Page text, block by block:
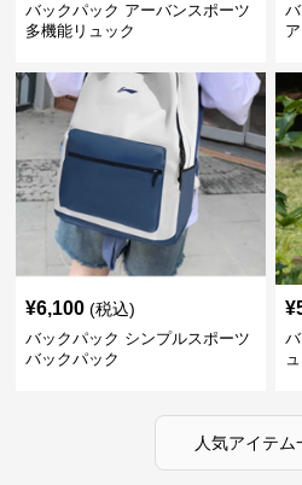
バックパック アーバンスポーツ
多機能リュック
¥6,100 (税込)
バックパック シンプルスポーツ
バックパック
¥
人気アイテム